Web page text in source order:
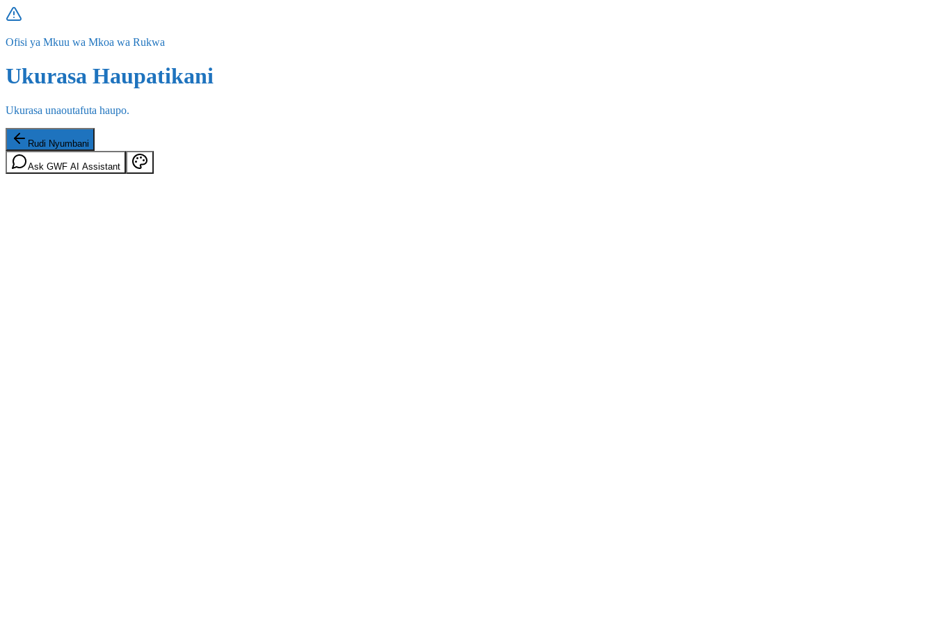
Ofisi ya Mkuu wa Mkoa wa Rukwa
Ukurasa Haupatikani
Ukurasa unaoutafuta haupo.
Rudi Nyumbani
Ask GWF AI Assistant